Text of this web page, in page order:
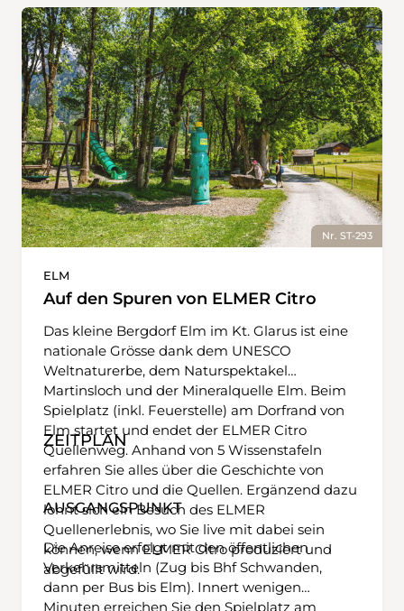
Nr. ST-293
ELM
Auf den Spuren von ELMER Citro
Das kleine Bergdorf Elm im Kt. Glarus ist eine
nationale Grösse dank dem UNESCO
Weltnaturerbe, dem Naturspektakel
Martinsloch und der Mineralquelle Elm. Beim
Spielplatz (inkl. Feuerstelle) am Dorfrand von
Elm startet und endet der ELMER Citro
Quellenweg. Anhand von 5 Wissenstafeln
erfahren Sie alles über die Geschichte von
ELMER Citro und die Quellen. Ergänzend dazu
lohnt sich ein Besuch des ELMER
Quellenerlebnis, wo Sie live mit dabei sein
können, wenn ELMER Citro produziert und
abgefüllt wird.
ZEITPLAN
AUSGANGSPUNKT
Die Anreise erfolgt mit den öffentlichen
Verkehrsmitteln (Zug bis Bhf Schwanden,
dann per Bus bis Elm). Innert wenigen
Minuten erreichen Sie den Spielplatz am